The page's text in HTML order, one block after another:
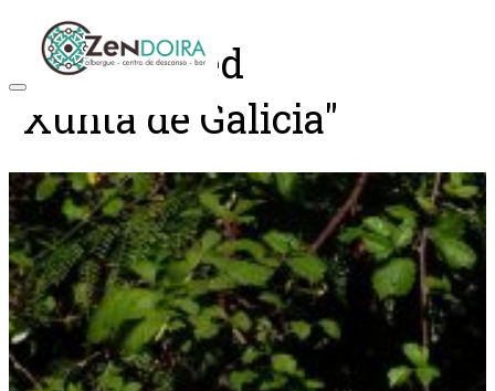
Posts tagged
"Xunta de Galicia"